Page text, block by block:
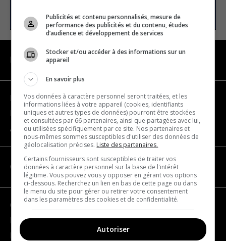
NAVIGATION
Devenir partenaire
Nous joindre
À propos
CATÉGORIES
Géographie
France
Europe
Publicités et contenu personnalisés, mesure de
performance des publicités et du contenu, études
d’audience et développement de services
Stocker et/ou accéder à des informations sur un
appareil
En savoir plus
Vos données à caractère personnel seront traitées, et les
informations liées à votre appareil (cookies, identifiants
uniques et autres types de données) pourront être stockées
et consultées par 66 partenaires, ainsi que partagées avec lui,
ou utilisées spécifiquement par ce site. Nos partenaires et
nous-mêmes sommes susceptibles d'utiliser des données de
géolocalisation précises. Liste des partenaires.
Certains fournisseurs sont susceptibles de traiter vos
données à caractère personnel sur la base de l'intérêt
légitime. Vous pouvez vous y opposer en gérant vos options
ci-dessous. Recherchez un lien en bas de cette page ou dans
le menu du site pour gérer ou retirer votre consentement
dans les paramètres des cookies et de confidentialité.
Autoriser